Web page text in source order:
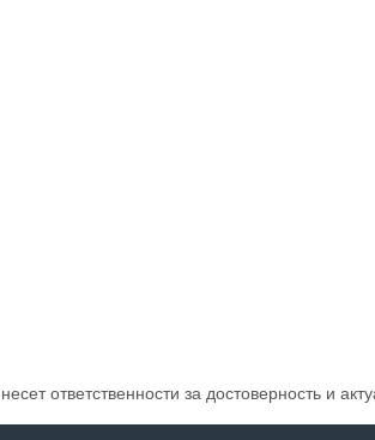
ответственности за достоверность и